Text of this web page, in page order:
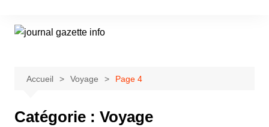
contenu
Accueil Voyage Page 4
Catégorie : Voyage